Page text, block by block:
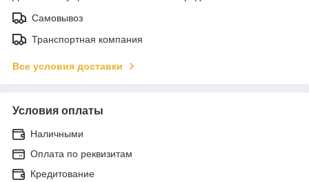
Самовывоз
Транспортная компания
Все условия доставки
Условия оплаты
Наличными
Оплата по реквизитам
Кредитование